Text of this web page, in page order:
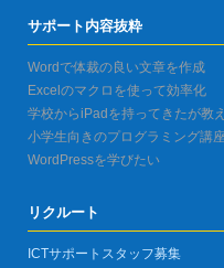
サポート内容抜粋
Wordで体裁の良い文章を作成
Excelのマクロを使って効率化
学校からiPadを持ってきたが教
小学生向きのプログラミング講
WordPressを学びたい
リクルート
ICTサポートスタッフ募集